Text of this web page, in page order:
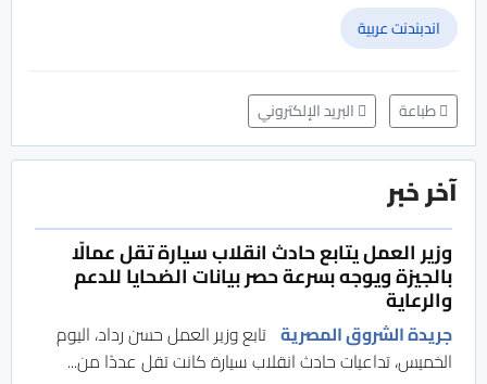
اندبندنت عربية
طباعة البريد الإلكتروني
آخر خبر
وزير العمل يتابع حادث انقلاب سيارة تقل عمالًا
بالجيزة ويوجه بسرعة حصر بيانات الضحايا للدعم
والرعاية
جريدة الشروق المصرية تابع وزير العمل حسن رداد، اليوم
الخميس، تداعيات حادث انقلاب سيارة كانت تقل عددًا من...